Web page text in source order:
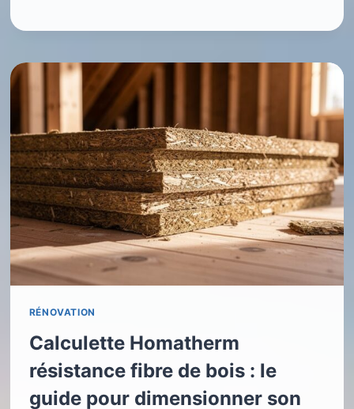
RÉNOVATION
Calculette Homatherm
résistance fibre de bois : le
guide pour dimensionner son